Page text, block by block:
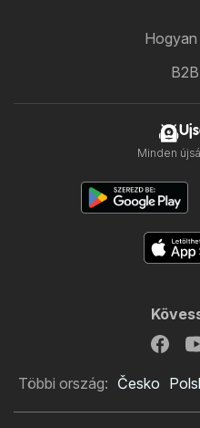
Hogyan
Minden
Többi ország: Česko